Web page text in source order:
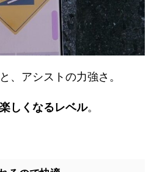
、アシストの力強さ。
しくなるレベル。